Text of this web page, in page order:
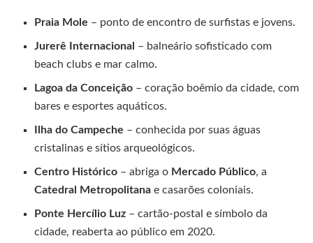
Praia Mole – ponto de encontro de surfistas e jovens.
Jurerê Internacional – balneário sofisticado com
beach clubs e mar calmo.
Lagoa da Conceição – coração boêmio da cidade, com
bares e esportes aquáticos.
Ilha do Campeche – conhecida por suas águas
cristalinas e sítios arqueológicos.
Centro Histórico – abriga o Mercado Público, a
Catedral Metropolitana e casarões coloniais.
Ponte Hercílio Luz – cartão-postal e símbolo da
cidade, reaberta ao público em 2020.